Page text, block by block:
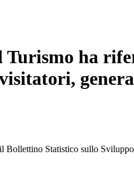
ha
Statistico sullo